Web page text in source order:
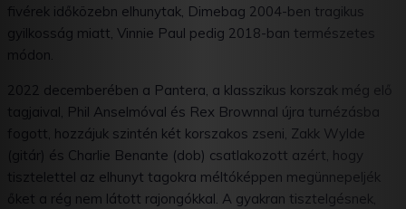
fivérek időközebn elhunytak, Dimebag 2004-ben tragikus
gyilkosság miatt, Vinnie Paul pedig 2018-ban természetes
módon.
2022 decemberében a Pantera, a klasszikus korszak még elő
tagjaival, Phil Anselmóval és Rex Brownnal újra turnézásba
fogott, hozzájuk szintén két korszakos zseni, Zakk Wylde
(gitár) és Charlie Benante (dob) csatlakozott azért, hogy
tisztelettel az elhunyt tagokra méltóképpen megünnepeljék
őket a rég nem látott rajongókkal. A gyakran tisztelgésnek,